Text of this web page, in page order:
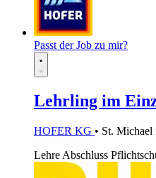
Passt der Job zu mir?
Lehrling im
HOFER KG • St.
Lehre Abschluss